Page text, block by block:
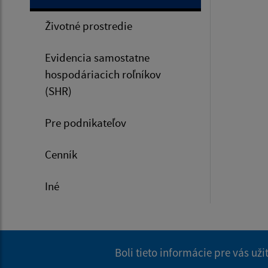
Životné prostredie
Evidencia samostatne
hospodáriacich roľníkov
(SHR)
Pre podnikateľov
Cenník
Iné
Boli tieto informácie pre vás